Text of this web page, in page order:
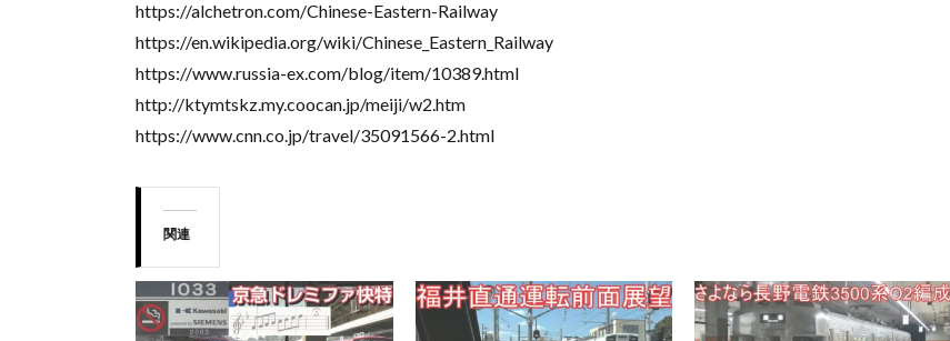
https://alchetron.com/Chinese-Eastern-Railway
https://en.wikipedia.org/wiki/Chinese_Eastern_Railway
https://www.russia-ex.com/blog/item/10389.html
http://ktymtskz.my.coocan.jp/meiji/w2.htm
https://www.cnn.co.jp/travel/35091566-2.html
関連